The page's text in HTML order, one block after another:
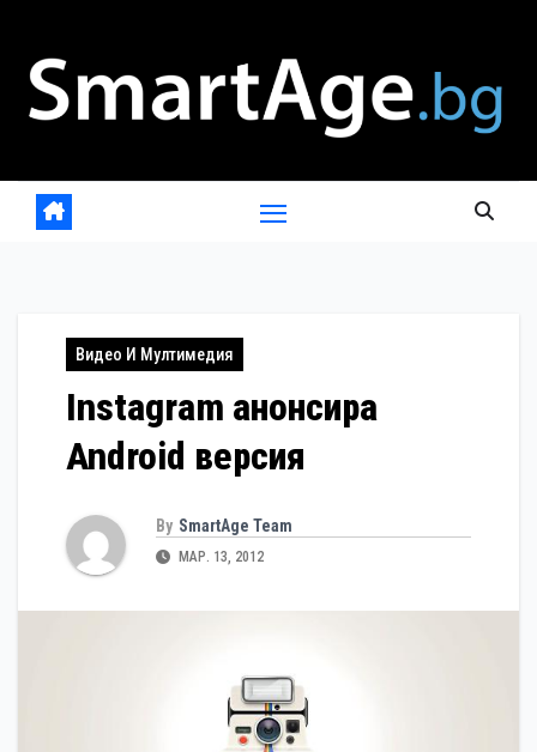
content
Видео И Мултимедия
Instagram анонсира
Android версия
By SmartAge Team
МАР. 13, 2012